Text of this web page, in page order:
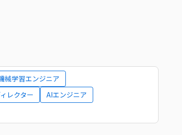
械学習エンジニア
レクター
AIエンジニア